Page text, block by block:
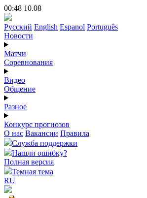
00:48 10.08
Русский English Espanol Português
Новости
Матчи
Соревнования
Видео
Общение
Разное
Конкурс прогнозов
О нас Вакансии Правила
Служба поддержки
Нашли ошибку?
Полная версия
Темная тема
RU